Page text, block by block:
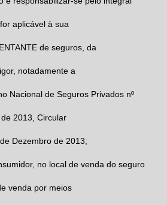
aplicável à sua
de seguros, da
notadamente a
Nacional de Seguros Privados nº
2013, Circular
Dezembro de 2013;
no local de venda do seguro
venda por meios